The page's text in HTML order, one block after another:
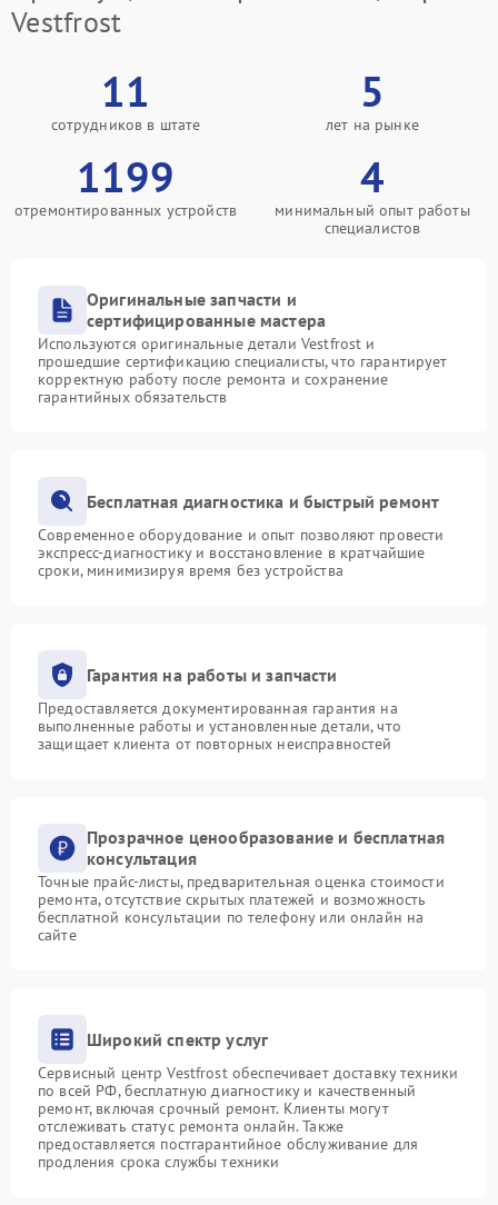
Vestfrost
11
сотрудников в штате
5
лет на рынке
1199
отремонтированных устройств
4
минимальный опыт работы
специалистов
Оригинальные запчасти и
сертифицированные мастера
Используются оригинальные детали Vestfrost и
прошедшие сертификацию специалисты, что гарантирует
корректную работу после ремонта и сохранение
гарантийных обязательств
Бесплатная диагностика и быстрый ремонт
Современное оборудование и опыт позволяют провести
экспресс-диагностику и восстановление в кратчайшие
сроки, минимизируя время без устройства
Гарантия на работы и запчасти
Предоставляется документированная гарантия на
выполненные работы и установленные детали, что
защищает клиента от повторных неисправностей
Прозрачное ценообразование и бесплатная
консультация
Точные прайс-листы, предварительная оценка стоимости
ремонта, отсутствие скрытых платежей и возможность
бесплатной консультации по телефону или онлайн на
сайте
Широкий спектр услуг
Сервисный центр Vestfrost обеспечивает доставку техники
по всей РФ, бесплатную диагностику и качественный
ремонт, включая срочный ремонт. Клиенты могут
отслеживать статус ремонта онлайн. Также
предоставляется постгарантийное обслуживание для
продления срока службы техники